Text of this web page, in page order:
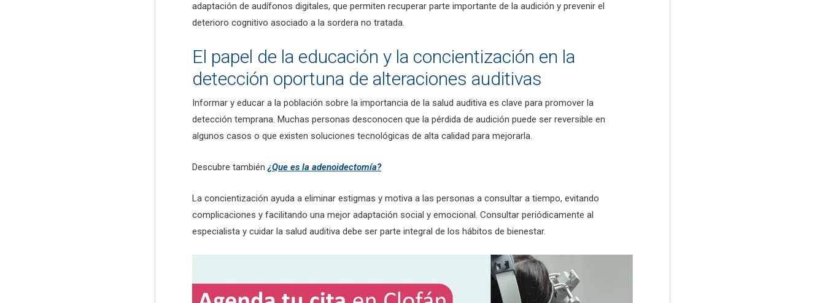
adaptación de audífonos digitales, que permiten recuperar parte importante de la audición y prevenir el
deterioro cognitivo asociado a la sordera no tratada.
El papel de la educación y la concientización en la
detección oportuna de alteraciones auditivas
Informar y educar a la población sobre la importancia de la salud auditiva es clave para promover la
detección temprana. Muchas personas desconocen que la pérdida de audición puede ser reversible en
algunos casos o que existen soluciones tecnológicas de alta calidad para mejorarla.
Descubre también¿Que es la adenoidectomía?
La concientización ayuda a eliminar estigmas y motiva a las personas a consultar a tiempo, evitando
complicaciones y facilitando una mejor adaptación social y emocional. Consultar periódicamente al
especialista y cuidar la salud auditiva debe ser parte integral de los hábitos de bienestar.